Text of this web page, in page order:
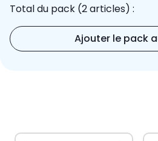
Total du pack (2 articles) :
Ajouter le pack